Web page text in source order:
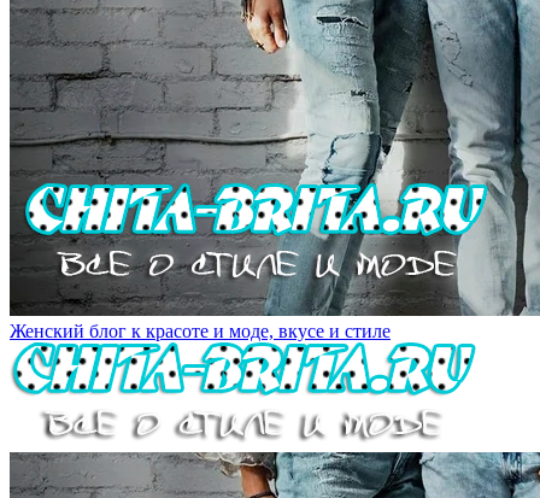
Женский блог к красоте и моде, вкусе и стиле